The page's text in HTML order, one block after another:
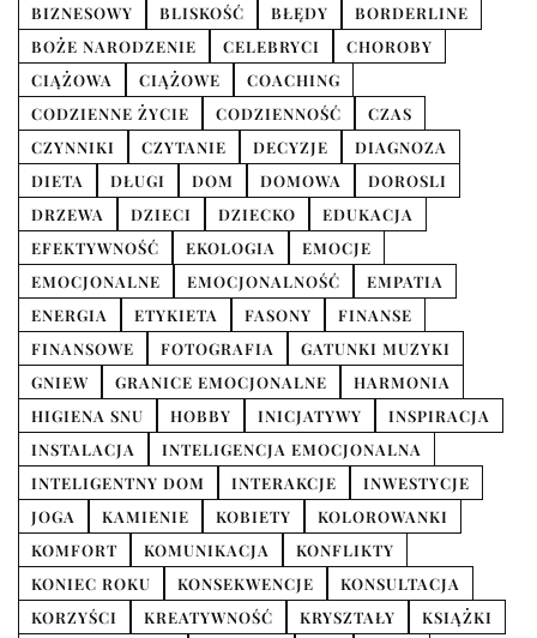
BIZNESOWY
BLISKOŚĆ BŁĘDY
BORDERLINE
BOŻE NARODZENIE
CELEBRYCI
CHOROBY
CIĄŻOWA
CIĄŻOWE
COACHING
CODZIENNE ŻYCIE
CODZIENNOŚĆ
CZAS
CZYNNIKI
CZYTANIE DECYZJE
DIAGNOZA
DIETA
DŁUGI DOM DOMOWA
DOROSLI
DRZEWA
DZIECI DZIECKO
EDUKACJA
EFEKTYWNOŚĆ
EKOLOGIA
EMOCJE
EMOCJONALNE
EMOCJONALNOŚĆ
EMPATIA
ENERGIA
ETYKIETA FASONY
FINANSE
FINANSOWE
FOTOGRAFIA
GATUNKI MUZYKI
GNIEW
GRANICE EMOCJONALNE
HARMONIA
HIGIENA SNU
HOBBY INICJATYWY
INSPIRACJA
INSTALACJA
INTELIGENCJA EMOCJONALNA
INTELIGENTNY DOM
INTERAKCJE
INWESTYCJE
JOGA
KAMIENIE KOBIETY
KOLOROWANKI
KOMFORT
KOMUNIKACJA
KONFLIKTY
KONIEC ROKU
KONSEKWENCJE
KONSULTACJA
KORZYŚCI
KREATYWNOŚĆ KRYSZTAŁY
KSIĄŻKI